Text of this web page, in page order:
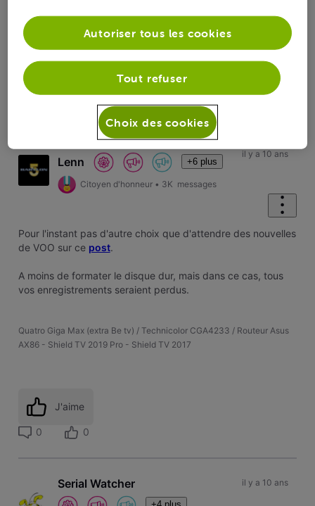
donc comment resoudre ce bug
Lenn +6 plus
Citoyen d'honneur • 3K messages
il y a 10 ans
Pour l'instant pas d'autre choix que d'attendre des nouvelles
de VOO sur ce post.
A moins de formater le disque dur, mais dans ce cas, tous
vos enregistrements seraient perdus.
Quatro Giga Max (extra Be tv) / Technicolor CGA4233 / Routeur Asus
AX86 - Shield TV 2019 Pro - Shield TV 2017
J'aime
0 0
Serial Watcher il y a 10 ans
Tout refuser
Autoriser tous les cookies
Choix des cookies